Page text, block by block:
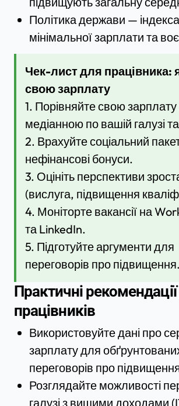
Політика держави —
мінімальної зарплати та
Чек-лист для працівника:
свою зарплату
1. Порівняйте свою зарплату
медіанною по вашій галузі
2. Врахуйте соціальний пакет
нефінансові бонуси.
3. Оцініть перспективи
(вислуга, підвищення
4. Моніторте вакансії на
та LinkedIn.
5. Підготуйте аргументи для
переговорів про підвищення.
Практичні
працівників
Використовуйте дані про
зарплату для
переговорів про
Розглядайте можливості
галузі з вищими доходами